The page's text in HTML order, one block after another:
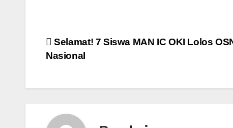
Navigasi
Selamat! 7 Siswa MAN IC OKI Lolos
Nasional